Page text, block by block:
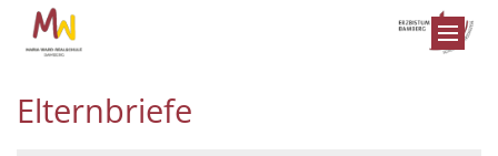
Zum Inhalt springen
Elternbriefe